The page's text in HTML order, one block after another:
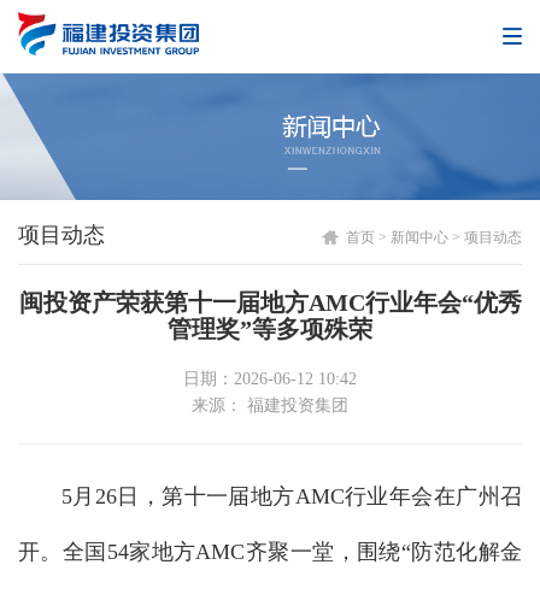
项目动态 首页 > 新闻中心 > 项目动态
闽投资产荣获第十一届地方AMC行业年会“优秀
管理奖”等多项殊荣
日期：2026-06-12 10:42
来源： 福建投资集团
5月26日，第十一届地方AMC行业年会在广州召
开。全国54家地方AMC齐聚一堂，围绕“防范化解金